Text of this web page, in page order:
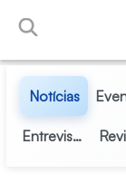
Pular para o
Notícias
Entrevistas